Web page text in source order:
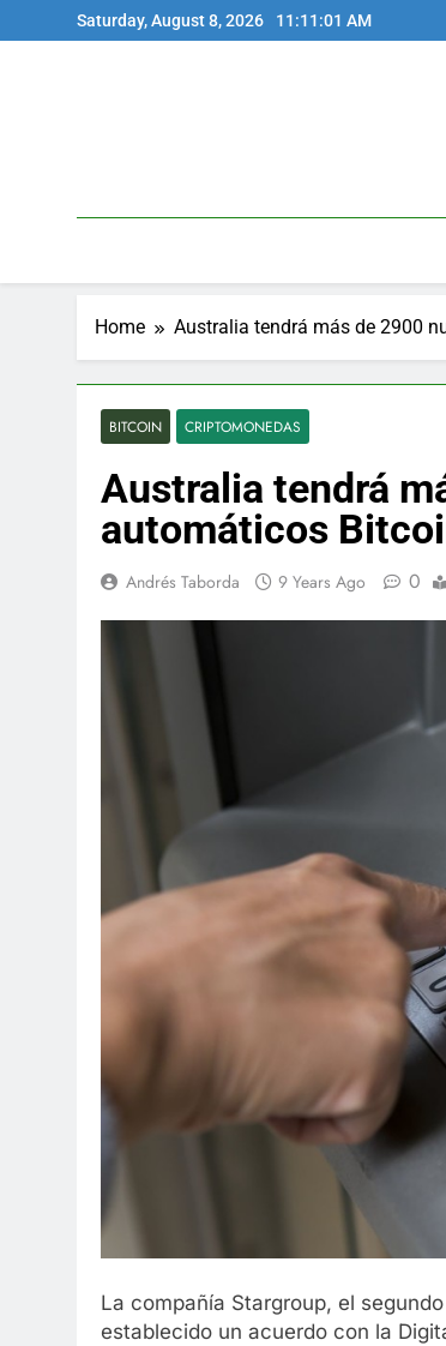
to
Saturday, August 8, 2026 11:11:01 AM
Home Australia tendrá más de 2900
BITCOIN CRIPTOMONEDAS
Australia tendrá
automáticos
Andrés Taborda 9 Years Ago 0
La compañía Stargroup, el
establecido un acuerdo con la